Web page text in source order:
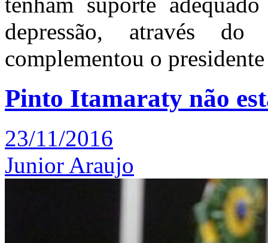
depressão, através
complementou o
Pinto Itamaraty não
23/11/2016
Junior Araujo